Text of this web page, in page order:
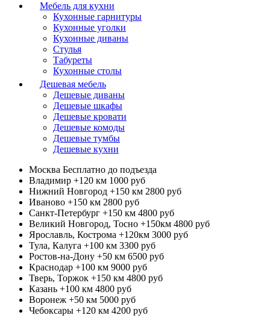
Мебель для кухни
Кухонные гарнитуры
Кухонные уголки
Кухонные диваны
Стулья
Табуреты
Кухонные столы
Дешевая мебель
Дешевые диваны
Дешевые шкафы
Дешевые кровати
Дешевые комоды
Дешевые тумбы
Дешевые кухни
Москва Бесплатно до подъезда
Владимир +120 км 1000 руб
Нижний Новгород +150 км 2800 руб
Иваново +150 км 2800 руб
Санкт-Петербург +150 км 4800 руб
Великий Новгород, Тосно +150км 4800 руб
Ярославль, Кострома +120км 3000 руб
Тула, Калуга +100 км 3300 руб
Ростов-на-Дону +50 км 6500 руб
Краснодар +100 км 9000 руб
Тверь, Торжок +150 км 4800 руб
Казань +100 км 4800 руб
Воронеж +50 км 5000 руб
Чебоксары +120 км 4200 руб